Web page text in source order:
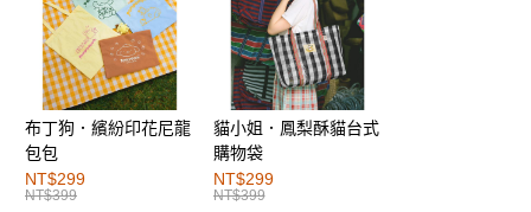
LINE Pay
街口支付
運送方式
全家取貨付款
每筆NT$60，滿NT$1,000(含以上)免運費
布丁狗．繽紛印花尼龍
包包
NT$299
NT$399
貓小姐．鳳梨酥貓台式
購物袋
NT$299
NT$399